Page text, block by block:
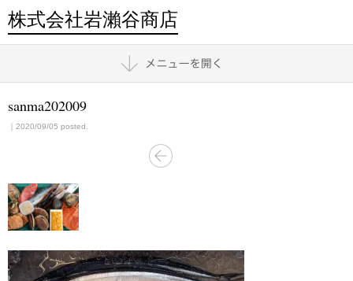
株式会社岩瀨谷商店
sanma202009
｜2020/09/05 posted.